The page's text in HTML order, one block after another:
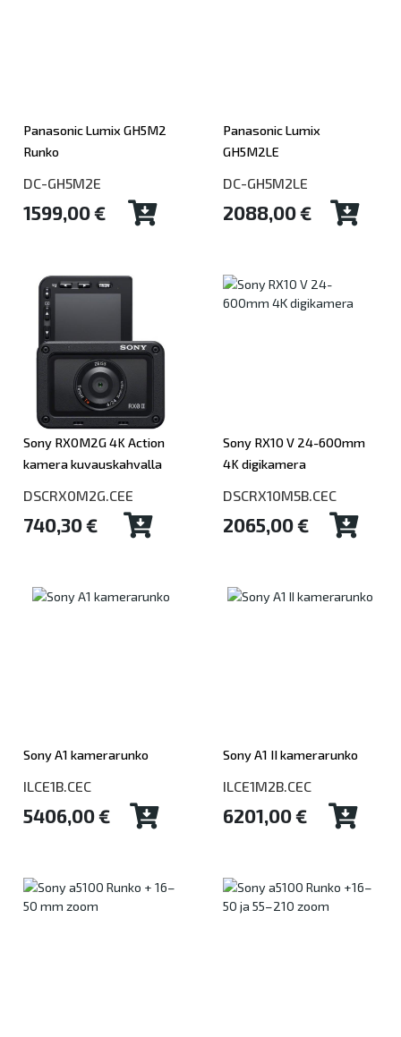
Panasonic Lumix GH5M2
Runko
DC-GH5M2E
1599,00 €
Panasonic Lumix
GH5M2LE
DC-GH5M2LE
2088,00 €
Sony RX0M2G 4K Action
kamera kuvauskahvalla
DSCRX0M2G.CEE
740,30 €
Sony RX10 V 24-600mm
4K digikamera
DSCRX10M5B.CEC
2065,00 €
Sony A1 kamerarunko
ILCE1B.CEC
5406,00 €
Sony A1 II kamerarunko
ILCE1M2B.CEC
6201,00 €